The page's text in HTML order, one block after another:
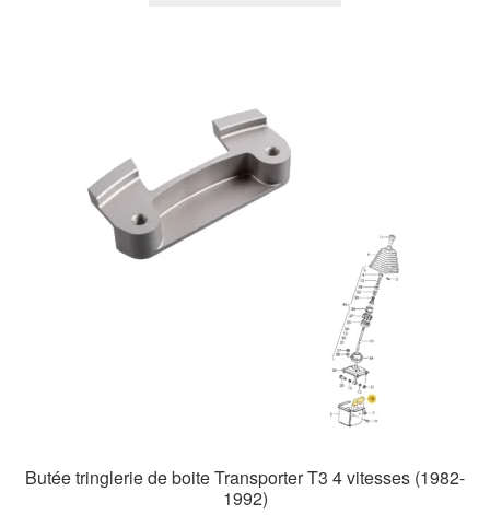
Butée tringlerie de boite Transporter T3 4 vitesses (1982-
1992)